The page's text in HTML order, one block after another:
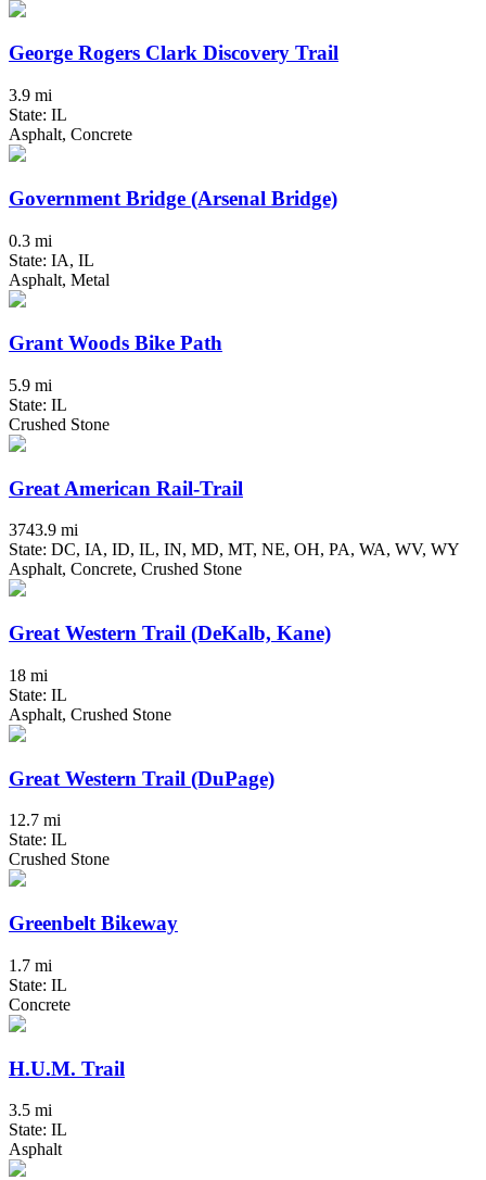
George Rogers Clark Discovery Trail
3.9 mi
State: IL
Asphalt, Concrete
Government Bridge (Arsenal Bridge)
0.3 mi
State: IA, IL
Asphalt, Metal
Grant Woods Bike Path
5.9 mi
State: IL
Crushed Stone
Great American Rail-Trail
3743.9 mi
State: DC, IA, ID, IL, IN, MD, MT, NE, OH, PA, WA, WV, WY
Asphalt, Concrete, Crushed Stone
Great Western Trail (DeKalb, Kane)
18 mi
State: IL
Asphalt, Crushed Stone
Great Western Trail (DuPage)
12.7 mi
State: IL
Crushed Stone
Greenbelt Bikeway
1.7 mi
State: IL
Concrete
H.U.M. Trail
3.5 mi
State: IL
Asphalt